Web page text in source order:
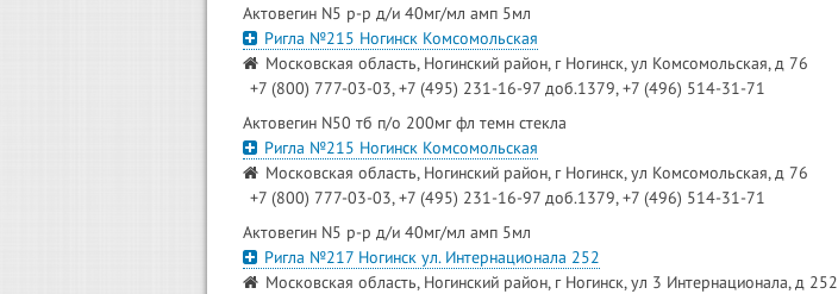
Актовегин N5 р-р д/и 40мг/мл амп 5мл
Ригла №215 Ногинск Комсомольская
Московская область, Ногинский район, г Ногинск, ул Комсомольская, д 76
+7 (800) 777-03-03, +7 (495) 231-16-97 доб.1379, +7 (496) 514-31-71
Актовегин N50 тб п/о 200мг фл темн стекла
Ригла №215 Ногинск Комсомольская
Московская область, Ногинский район, г Ногинск, ул Комсомольская, д 76
+7 (800) 777-03-03, +7 (495) 231-16-97 доб.1379, +7 (496) 514-31-71
Актовегин N5 р-р д/и 40мг/мл амп 5мл
Ригла №217 Ногинск ул. Интернационала 252
Московская область, Ногинский район, г Ногинск, ул 3 Интернационала, д 252